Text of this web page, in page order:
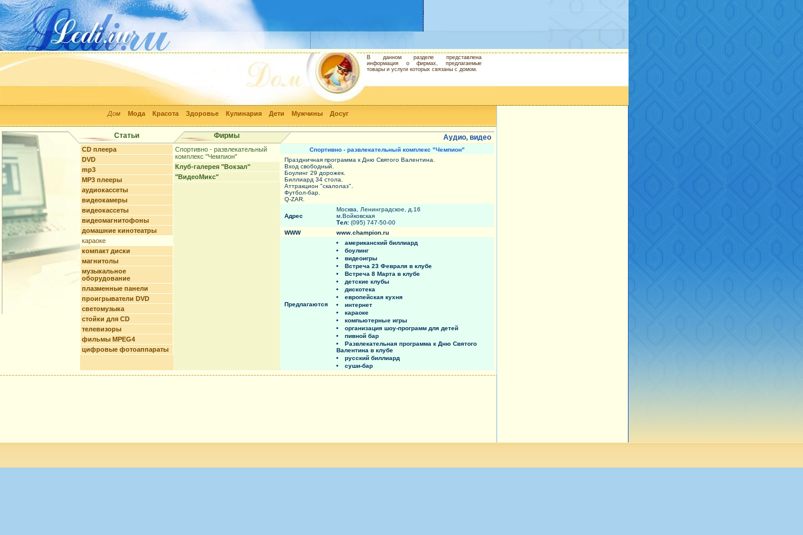
Дом Мода Красота Здоровье Кулинария Дети Мужчины Досуг
В данном разделе представлена
информация о фирмах, предлагаемые
товары и услуги которых связаны с домом.
Статьи Фирмы Аудио, видео
CD плеера
DVD
mp3
MP3 плееры
аудиокассеты
видеокамеры
видеокассеты
видеомагнитофоны
домашние кинотеатры
караоке
компакт диски
магнитолы
музыкальное
оборудование
плазменные панели
проигрыватели DVD
светомузыка
стойки для CD
телевизоры
фильмы MPEG4
цифровые фотоаппараты
Спортивно - развлекательный
комплекс "Чемпион"
Клуб-галерея "Вокзал"
"ВидеоМикс"
Спортивно - развлекательный комплекс "Чемпион"
Праздничная программа к Дню Святого Валентина.
Вход свободный.
Боулинг 29 дорожек.
Биллиард 34 стола.
Аттракцион "скалолаз".
Футбол-бар.
Q-ZAR.
Адрес
Москва, Ленинградское, д.16
м.Войковская
Тел: (095) 747-50-00
WWW
www.champion.ru
Предлагаются
американский биллиард
боулинг
видеоигры
Встреча 23 Февраля в клубе
Встреча 8 Марта в клубе
детские клубы
дискотека
европейская кухня
интернет
караоке
компьютерные игры
организация шоу-программ для детей
пивной бар
Развлекательная программа к Дню Святого
Валентина в клубе
русский биллиард
суши-бар